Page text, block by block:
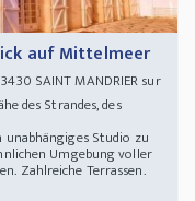
auf Mittelmeer
SAINT MANDRIER sur
des Strandes, des
Studio zu
Umgebung voller
Zahlreiche Terrassen.